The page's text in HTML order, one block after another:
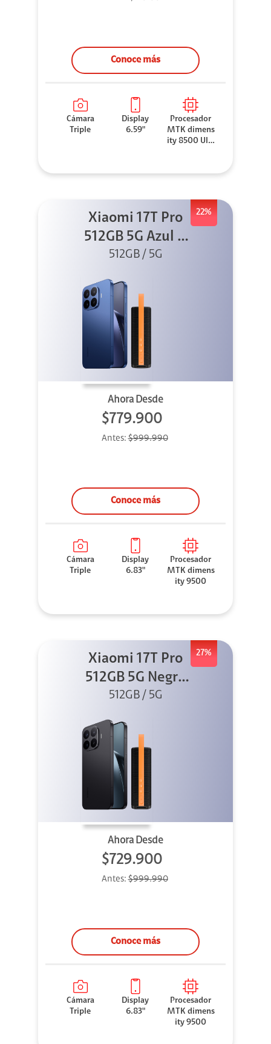
Conoce más
Cámara
Triple
Display
6.59"
Procesador
MTK dimens
ity 8500 Ultr
22%
Xiaomi 17T Pro
512GB 5G Azul +
Sound Outdoor
512GB / 5G
Ahora Desde
$779.900
Antes:$999.990
Conoce más
Cámara
Triple
Display
6.83"
Procesador
MTK dimens
ity 9500
27%
Xiaomi 17T Pro
512GB 5G Negro
+ Sound
512GB / 5G
Ahora Desde
$729.900
Antes:$999.990
Conoce más
Cámara
Triple
Display
6.83"
Procesador
MTK dimens
ity 9500